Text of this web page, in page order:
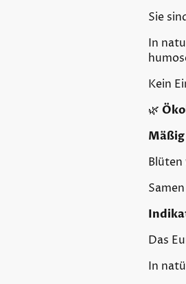
Sie
In
Kein
🌿
Blüten
Das
In